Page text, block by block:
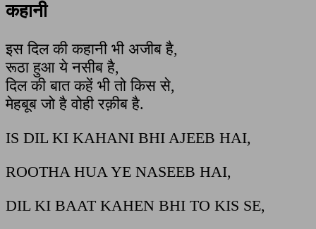
कहानी
इस दिल की कहानी भी अजीब है,
रूठा हुआ ये नसीब है,
दिल की बात कहें भी तो किस से,
मेहबूब जो है वोही रक़ीब है.
IS DIL KI KAHANI BHI AJEEB HAI,
ROOTHA HUA YE NASEEB HAI,
DIL KI BAAT KAHEN BHI TO KIS SE,